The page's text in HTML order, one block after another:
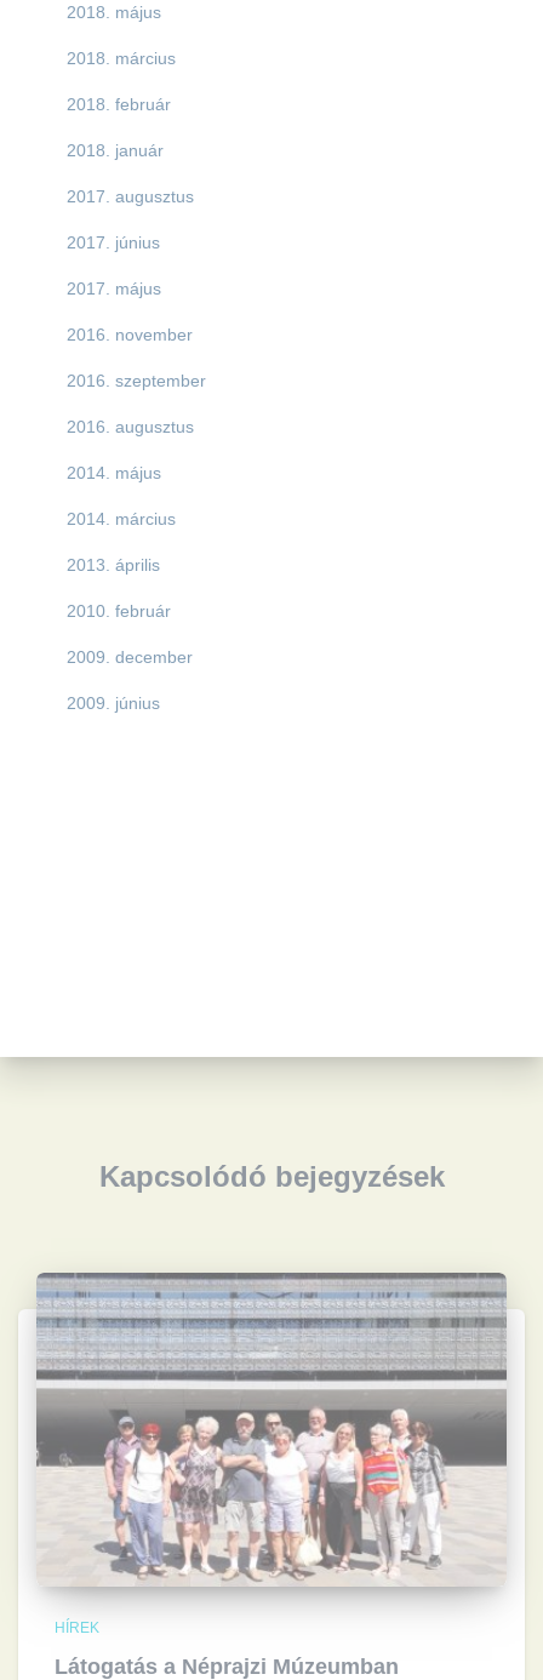
2018. május
2018. március
2018. február
2018. január
2017. augusztus
2017. június
2017. május
2016. november
2016. szeptember
2016. augusztus
2014. május
2014. március
2013. április
2010. február
2009. december
2009. június
Kapcsolódó bejegyzések
HÍREK
Látogatás a Néprajzi Múzeumban